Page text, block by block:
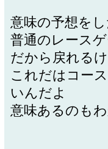
意味の予想をし
普通のレース
だから戻れる
これだはコー
いんだよ
意味あるのも